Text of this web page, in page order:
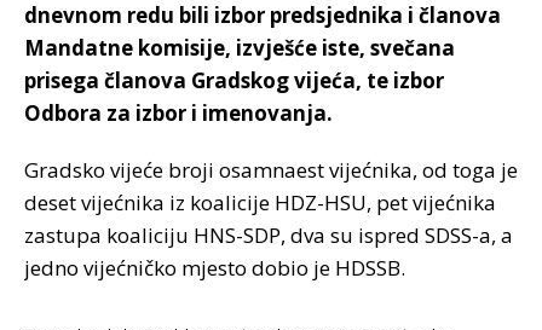
dnevnom redu bili izbor predsjednika i članova
Mandatne komisije, izvješće iste, svečana
prisega članova Gradskog vijeća, te izbor
Odbora za izbor i imenovanja.
Gradsko vijeće broji osamnaest vijećnika, od toga je
deset vijećnika iz koalicije HDZ-HSU, pet vijećnika
zastupa koaliciju HNS-SDP, dva su ispred SDSS-a, a
jedno vijećničko mjesto dobio je HDSSB.